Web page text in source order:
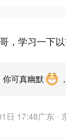
哥，学习一下
你可真幽默
日 17:48广东 ·